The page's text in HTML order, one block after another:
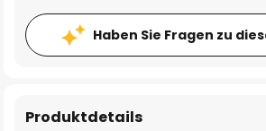
Haben Sie Fragen zu
Produktdetails